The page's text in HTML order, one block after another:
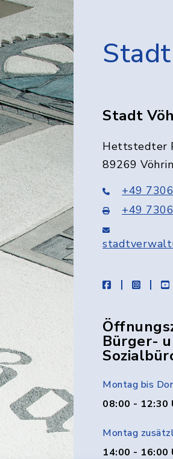
Stadt
Hettstedter
89269
+49
+49
facebook
Bürger-
Montag bis
08:00 - 12:30
Montag
14:00 - 16:00